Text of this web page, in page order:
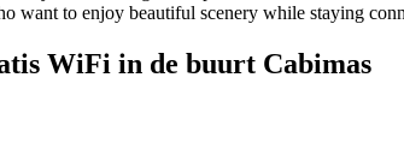
want to enjoy beautiful scenery while staying
WiFi in de buurt Cabimas